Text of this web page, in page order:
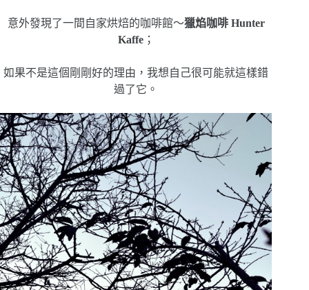
意外發現了一間自家烘焙的咖啡館～獵焰咖啡 Hunter
Kaffe；
如果不是這個剛剛好的理由，我想自己很可能就這樣錯
過了它。